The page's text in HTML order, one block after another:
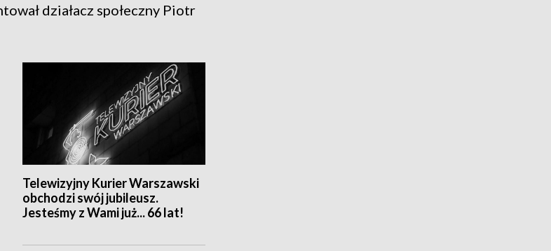
działacz społeczny Piotr
Telewizyjny Kurier Warszawski
obchodzi swój jubileusz.
Jesteśmy z Wami już... 66 lat!